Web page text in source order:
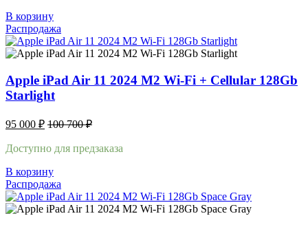
В корзину
Распродажа
Apple iPad Air 11 2024 M2 Wi-Fi + Cellular 128Gb
Starlight
95 000 ₽ 100 700₽
Доступно для предзаказа
В корзину
Распродажа